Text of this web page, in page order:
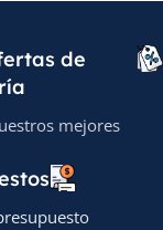
de
mejores